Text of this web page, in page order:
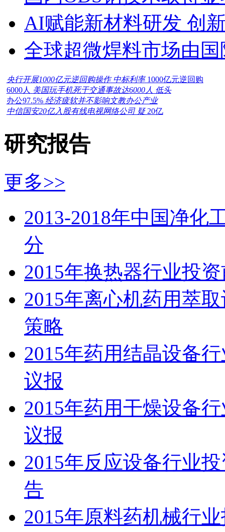
AI赋能新材料研发 创
全球超微焊料市场由
央行开展1000亿元逆回购操作 中标利率 1000亿元逆回购
6000人 美国玩手机死于交通事故达6000人 低头
办公97.5% 经济疲软并不影响文教办公产业
中信国安20亿入股有线电视网络公司 疑 20亿
研究报告
更多>>
2013-2018年中国净化
分
2015年换热器行业投
2015年离心机药用萃
策略
2015年药用结晶设备
议报
2015年药用干燥设备
议报
2015年反应设备行业
告
2015年原料药机械行